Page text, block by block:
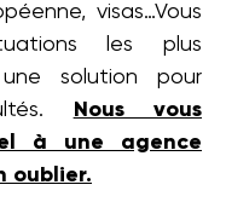
visas…Vous
les plus
solution pour
Nous vous
à une agence
oublier.